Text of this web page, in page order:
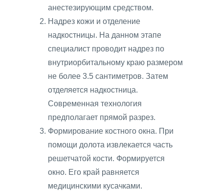
анестезирующим средством.
Надрез кожи и отделение
надкостницы. На данном этапе
специалист проводит надрез по
внутриорбитальному краю размером
не более 3.5 сантиметров. Затем
отделяется надкостница.
Современная технология
предполагает прямой разрез.
Формирование костного окна. При
помощи долота извлекается часть
решетчатой кости. Формируется
окно. Его край равняется
медицинскими кусачками.